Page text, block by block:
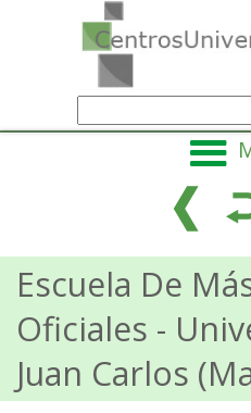
Escuela De
Oficiales -
Juan Carlos